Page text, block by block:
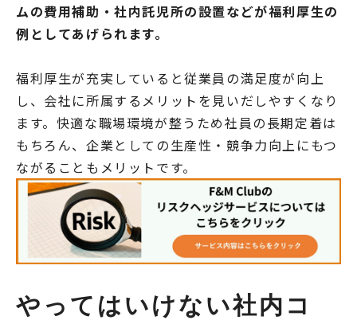
ムの費用補助・社内託児所の設置などが福利厚生の
例としてあげられます。
福利厚生が充実していると従業員の満足度が向上
し、会社に所属するメリットを見いだしやすくなり
ます。快適な職場環境が整うため社員の長期定着は
もちろん、企業としての生産性・競争力向上にもつ
ながることもメリットです。
やってはいけない社内コ